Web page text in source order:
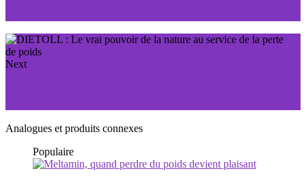
Next
Analogues et produits connexes
Populaire